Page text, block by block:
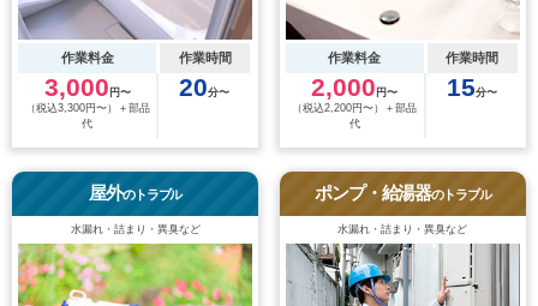
作業料金 作業時間
3,000 円〜
（税込3,300円〜）＋部品
代
20分〜
作業料金 作業時間
2,000 円〜
（税込2,200円〜）＋部品
代
15分〜
屋外のトラブル
水漏れ・詰まり・異臭など
ポンプ・給湯器のトラブル
水漏れ・詰まり・異臭など